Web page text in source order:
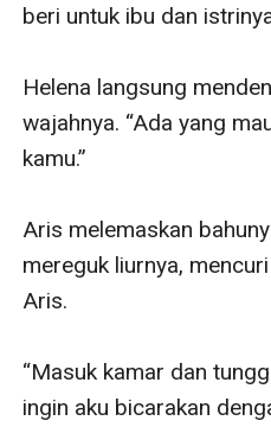
beri untuk ibu dan
Helena langsung
wajahnya. “Ada yang
kamu.”
Aris melemaskan
mereguk liurnya,
Aris.
“Masuk kamar dan
ingin aku bicarakan